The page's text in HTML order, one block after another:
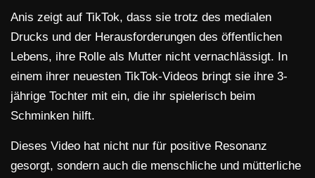
Anis zeigt auf TikTok, dass sie trotz des medialen
Drucks und der Herausforderungen des öffentlichen
Lebens, ihre Rolle als Mutter nicht vernachlässigt. In
einem ihrer neuesten TikTok-Videos bringt sie ihre 3-
jährige Tochter mit ein, die ihr spielerisch beim
Schminken hilft.
Dieses Video hat nicht nur für positive Resonanz
gesorgt, sondern auch die menschliche und mütterliche